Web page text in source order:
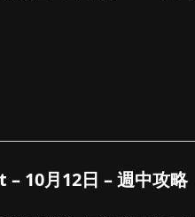
10月12日 – 週中攻略